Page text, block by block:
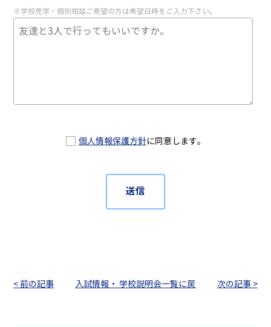
※学校見学・個別相談ご希望の方は希望日時をご入力下さい。
個人情報保護方針に同意します。
< 前の記事 次の記事 >
入試情報・ 学校説明会一覧に戻